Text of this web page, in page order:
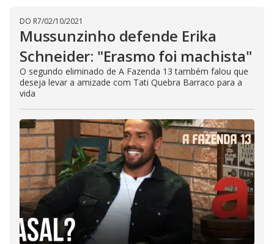
DO R7/02/10/2021
Mussunzinho defende Erika
Schneider: "Erasmo foi machista"
O segundo eliminado de A Fazenda 13 também falou que
deseja levar a amizade com Tati Quebra Barraco para a
vida